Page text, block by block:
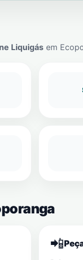
Liquigás em
📲